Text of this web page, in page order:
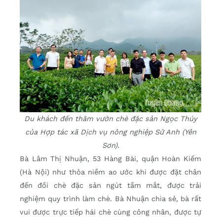
Du khách đến thăm vườn chè đặc sản Ngọc Thúy
của Hợp tác xã Dịch vụ nông nghiệp Sử Anh (Yên
Sơn).
Bà Lâm Thị Nhuận, 53 Hàng Bài, quận Hoàn Kiếm
(Hà Nội) như thỏa niềm ao ước khi được đặt chân
đến đồi chè đặc sản ngút tầm mắt, được trải
nghiệm quy trình làm chè. Bà Nhuận chia sẻ, bà rất
vui được trực tiếp hái chè cùng công nhân, được tự